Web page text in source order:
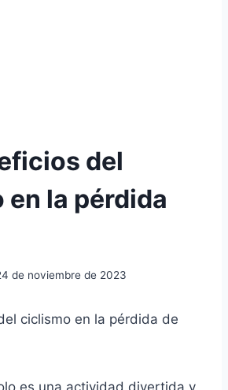
del
la pérdida
de noviembre de 2023
ciclismo en la pérdida de
es una actividad divertida y